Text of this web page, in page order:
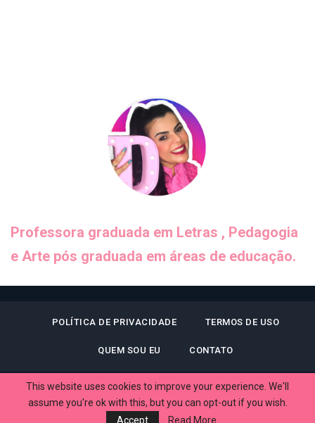
Professora graduada em Letras , Pedagogia
e Arte pós graduada em áreas de educação.
POLÍTICA DE PRIVACIDADE TERMOS DE USO
QUEM SOU EU CONTATO
© 2026 - Dani Educar. All Rights Reserved.
This website uses cookies to improve your experience. We'll
assume you're ok with this, but you can opt-out if you wish.
Accept
Read More